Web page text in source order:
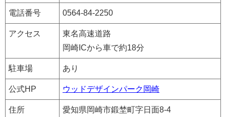
電話番号 0564-84-2250
アクセス
東名高速道路
岡崎ICから車で約18分
駐車場 あり
公式HP ウッドデザインパーク岡崎
住所 愛知県岡崎市鍛埜町字日面8-4